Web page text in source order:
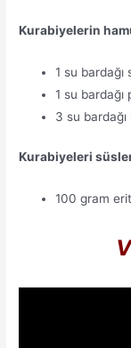
Kurabiyelerin
1 su bardağı
1 su bardağı
3 su bardağı
Kurabiyeleri
100 gram